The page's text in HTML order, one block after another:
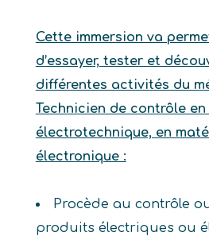
Cette immersion va
d’essayer, tester et
différentes activités du
Technicien de contrôle
électrotechnique, en
électronique :
Procède au contrôle
produits électriques ou